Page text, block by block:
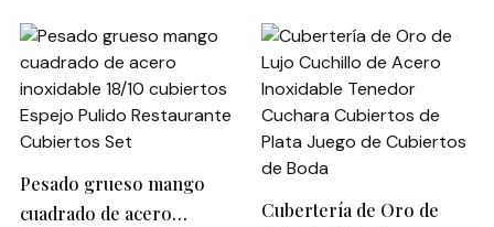
Pesado grueso mango
cuadrado de acero
Cubertería de Oro de